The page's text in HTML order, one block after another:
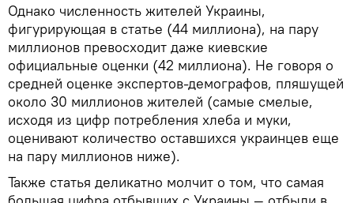
Однако численность жителей Украины,
фигурирующая в статье (44 миллиона), на пару
миллионов превосходит даже киевские
официальные оценки (42 миллиона). Не говоря о
средней оценке экспертов-демографов, пляшущей
около 30 миллионов жителей (самые смелые,
исходя из цифр потребления хлеба и муки,
оценивают количество оставшихся украинцев еще
на пару миллионов ниже).
Также статья деликатно молчит о том, что самая